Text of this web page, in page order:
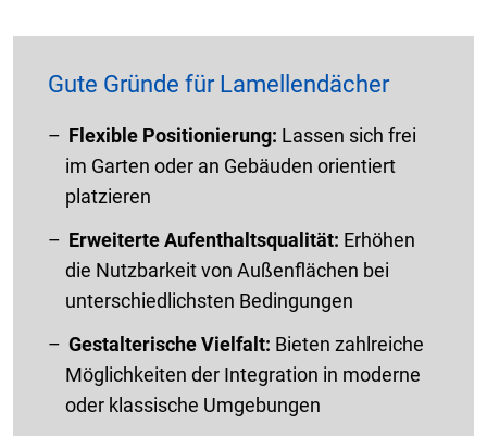
Gute Gründe für Lamellendächer
Flexible Positionierung: Lassen sich frei
im Garten oder an Gebäuden orientiert
platzieren
Erweiterte Aufenthaltsqualität: Erhöhen
die Nutzbarkeit von Außenflächen bei
unterschiedlichsten Bedingungen
Gestalterische Vielfalt: Bieten zahlreiche
Möglichkeiten der Integration in moderne
oder klassische Umgebungen